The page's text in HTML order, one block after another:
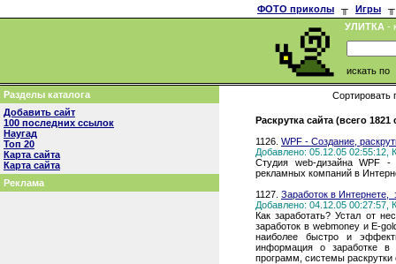
ФОТО приколы ╥ Игры
╥
УЛИТКА -
искать по
Разделы каталога
Добавить сайт
100 последних ссылок
Наугад
Топ 20
Карта сайта
Карта сайта
Реклама
Сортировать
Раскрутка сайта (всего 1821
1126. WPF - Создание,
Добавлено: 05.12.05 02:55:12,
Студия web-дизайна WPF -
рекламных компаний в
1127. Заработок в Интернете,
Добавлено: 04.12.05 00:27:57,
Как заработать? Устал от
заработок в webmoney и E-
наиболее быстро и
информация о заработке в
программ, системы раскрутки